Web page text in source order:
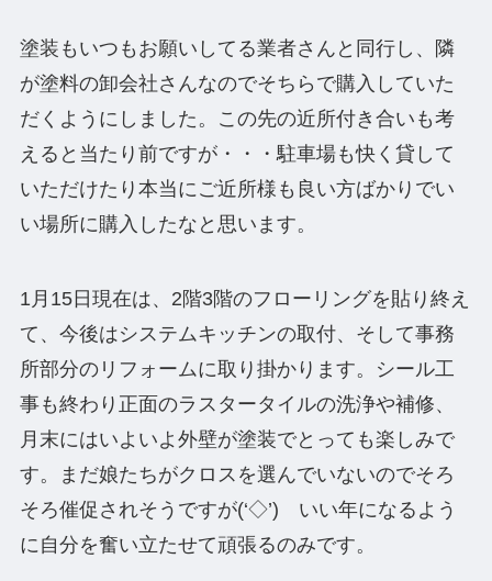
塗装もいつもお願いしてる業者さんと同行し、隣
が塗料の卸会社さんなのでそちらで購入していた
だくようにしました。この先の近所付き合いも考
えると当たり前ですが・・・駐車場も快く貸して
いただけたり本当にご近所様も良い方ばかりでい
い場所に購入したなと思います。
1月15日現在は、2階3階のフローリングを貼り終え
て、今後はシステムキッチンの取付、そして事務
所部分のリフォームに取り掛かります。シール工
事も終わり正面のラスタータイルの洗浄や補修、
月末にはいよいよ外壁が塗装でとっても楽しみで
す。まだ娘たちがクロスを選んでいないのでそろ
そろ催促されそうですが(‘◇’)ゞいい年になるよう
に自分を奮い立たせて頑張るのみです。